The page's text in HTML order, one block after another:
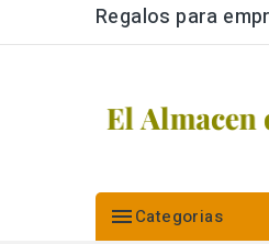
Regalos para
Categorias